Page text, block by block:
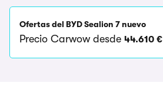
Ofertas del BYD Sealion 7 nuevo
Precio Carwow desde 44.610 €